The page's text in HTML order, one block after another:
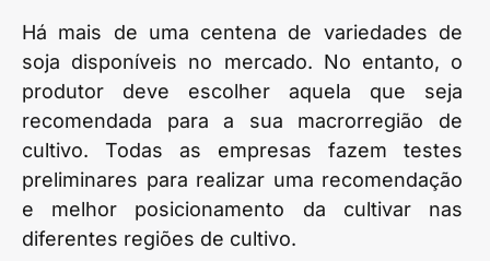
Há mais de uma centena de variedades de
soja disponíveis no mercado. No entanto, o
produtor deve escolher aquela que seja
recomendada para a sua macrorregião de
cultivo. Todas as empresas fazem testes
preliminares para realizar uma recomendação
e melhor posicionamento da cultivar nas
diferentes regiões de cultivo.